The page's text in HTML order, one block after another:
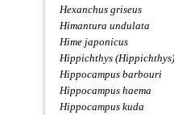
Hexanchus griseus
Himantura undulata
Hime japonicus
Hippichthys
Hippocampus barbouri
Hippocampus haema
Hippocampus kuda